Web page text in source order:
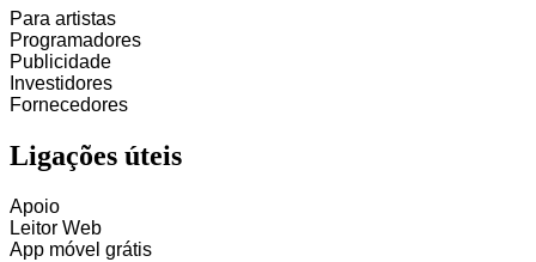
Para artistas
Programadores
Publicidade
Investidores
Fornecedores
Ligações úteis
Apoio
Leitor Web
App móvel grátis